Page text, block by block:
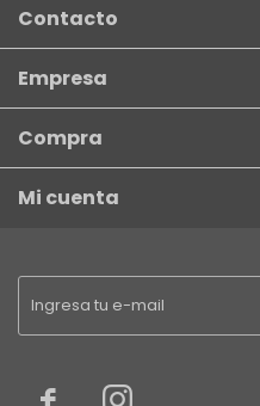
Contacto
Empresa
Compra
Mi cuenta